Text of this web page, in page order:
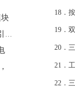
18．
19．
20．
21．
22．